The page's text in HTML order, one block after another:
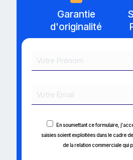
Garantie
d'originalité
En soumettant ce formulaire,
saisies soient exploitées dans le cadre
de la relation commerciale qui